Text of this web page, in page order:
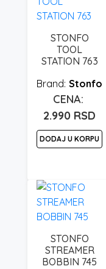
STONFO
TOOL
STATION 763
Stonfo
2.990 RSD
DODAJ U KORPU
STONFO
STREAMER
BOBBIN 745